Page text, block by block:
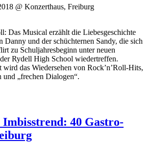
@ Konzerthaus, Freiburg
Das Musical erzählt die Liebesgeschichte
Danny und der schüchternen Sandy, die sich
zu Schuljahresbeginn unter neuen
Rydell High School wiedertreffen.
das Wiedersehen von Rock’n’Roll-Hits,
und „frechen Dialogen“.
40 Gastro-